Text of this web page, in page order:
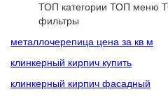
ТОП категории ТОП меню
фильтры
металлочерепица цена за кв м
клинкерный кирпич купить
клинкерный кирпич фасадный